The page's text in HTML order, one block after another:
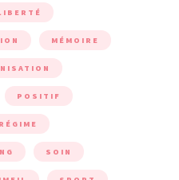
MÉMOIRE
POSITIF
RÉGIME
SOIN